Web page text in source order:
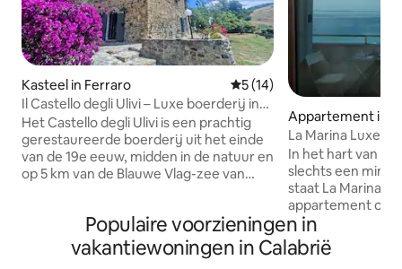
Kasteel in Ferraro Gemiddelde beoordeling
5 (14)
Il Castello degli Ulivi – Luxe boerderij in
de natuur
Het Castello degli Ulivi is een prachtig
gerestaureerde boerderij uit het einde
van de 19e eeuw, midden in de natuur en
op 5 km van de Blauwe Vlag-zee van
gasten) en biedt 4 slaapkamers met
eigen badkamer, ruime binnenruimtes,
een eigen tuin, een ingerichte keuken,
Appartement in
La Marina Luxe
In het hart van
slechts een
staat La Marina
appartement op
met een lift,
ingericht met
appartement
Populaire voorzieningen in
vakantiewoningen in Calabrië